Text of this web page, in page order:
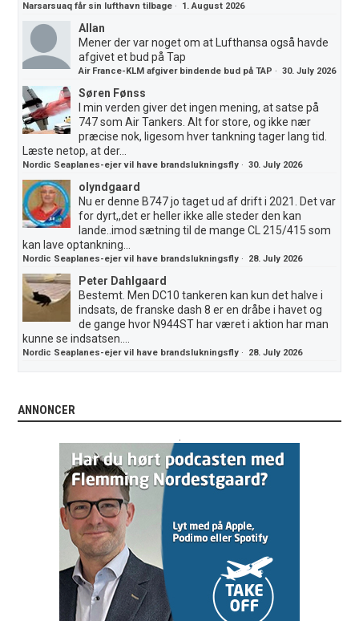
Narsarsuaq får sin lufthavn tilbage · 1. August 2026
Allan
Mener der var noget om at Lufthansa også havde
afgivet et bud på Tap
Air France-KLM afgiver bindende bud på TAP ·30. July 2026
Søren Fønss
I min verden giver det ingen mening, at satse på
747 som Air Tankers. Alt for store, og ikke nær
præcise nok, ligesom hver tankning tager lang tid.
Læste netop, at der...
Nordic Seaplanes-ejer vil have brandslukningsfly ·30. July 2026
olyndgaard
Nu er denne B747 jo taget ud af drift i 2021. Det var
for dyrt,,det er heller ikke alle steder den kan
lande..imod sætning til de mange CL 215/415 som
kan lave optankning...
Nordic Seaplanes-ejer vil have brandslukningsfly · 28. July 2026
Peter Dahlgaard
Bestemt. Men DC10 tankeren kan kun det halve i
indsats, de franske dash 8 er en dråbe i havet og
de gange hvor N944ST har været i aktion har man
kunne se indsatsen....
Nordic Seaplanes-ejer vil have brandslukningsfly · 28. July 2026
ANNONCER